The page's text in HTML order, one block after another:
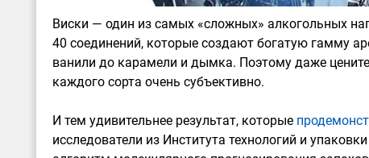
Виски — один из самых «сложных» алкогольных
40 соединений, которые создают богатую гамму
ванили до карамели и дымка. Поэтому даже
каждого сорта очень субъективно.
И тем удивительнее результат, которые
исследователи из Института технологий и